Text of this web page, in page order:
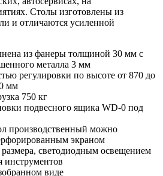
Столы изготовлены из
и отличаются усиленной
из фанеры толщиной 30 мм с
металла 3 мм
регулировки по высоте от 870 до
мм
750 кг
подвесного ящика WD-0 под
производственный можно
экраном
светодиодным освещением
инструментов
виде